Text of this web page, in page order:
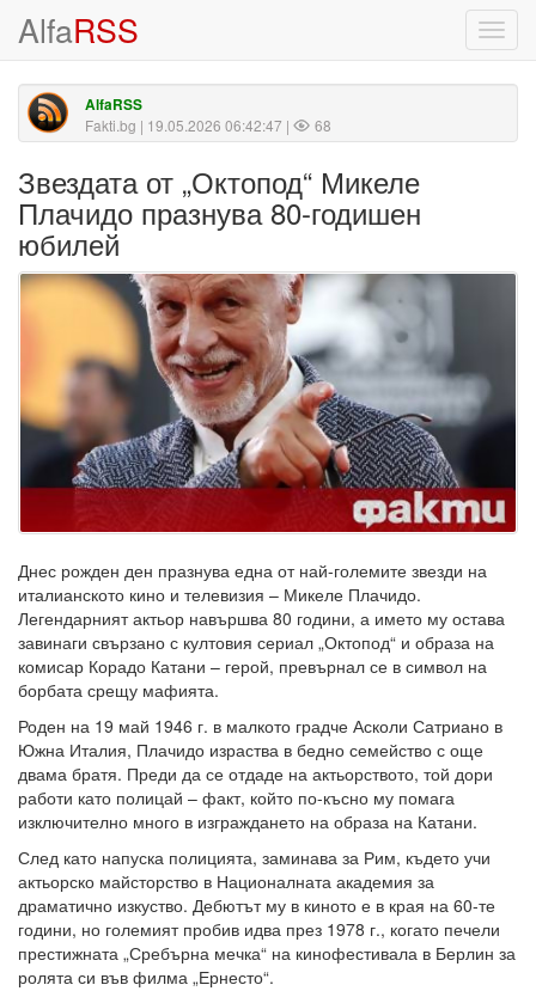
AlfaRSS
AlfaRSS
Fakti.bg | 19.05.2026 06:42:47 | 68
Звездата от „Октопод“ Микеле
Плачидо празнува 80-годишен
юбилей
Днес рожден ден празнува една от най-големите звезди на
италианското кино и телевизия – Микеле Плачидо.
Легендарният актьор навършва 80 години, а името му остава
завинаги свързано с култовия сериал „Октопод“ и образа на
комисар Корадо Катани – герой, превърнал се в символ на
борбата срещу мафията.
Роден на 19 май 1946 г. в малкото градче Асколи Сатриано в
Южна Италия, Плачидо израства в бедно семейство с още
двама братя. Преди да се отдаде на актьорството, той дори
работи като полицай – факт, който по-късно му помага
изключително много в изграждането на образа на Катани.
След като напуска полицията, заминава за Рим, където учи
актьорско майсторство в Националната академия за
драматично изкуство. Дебютът му в киното е в края на 60-те
години, но големият пробив идва през 1978 г., когато печели
престижната „Сребърна мечка“ на кинофестивала в Берлин за
ролята си във филма „Ернесто“.